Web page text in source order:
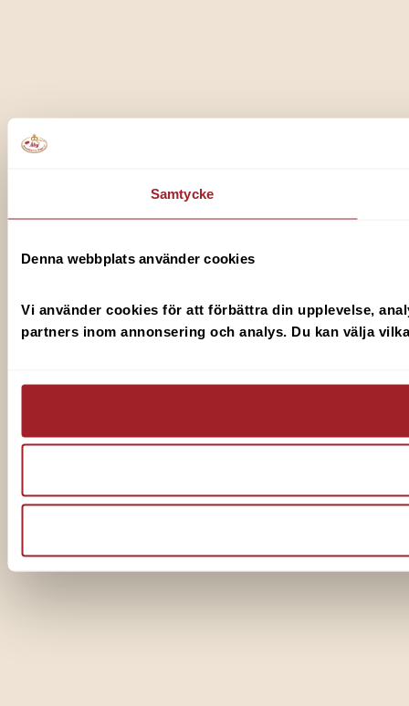
Samtycke
Denna webbplats använder cookies
Vi använder cookies för att förbättra din upplevelse,
partners inom annonsering och analys. Du kan välja